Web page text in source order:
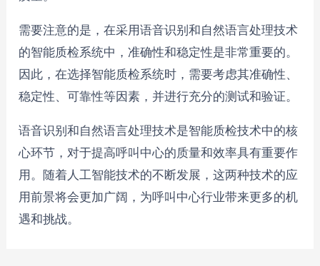
需要注意的是，在采用语音识别和自然语言处理技术
的智能质检系统中，准确性和稳定性是非常重要的。
因此，在选择智能质检系统时，需要考虑其准确性、
稳定性、可靠性等因素，并进行充分的测试和验证。
语音识别和自然语言处理技术是智能质检技术中的核
心环节，对于提高呼叫中心的质量和效率具有重要作
用。随着人工智能技术的不断发展，这两种技术的应
用前景将会更加广阔，为呼叫中心行业带来更多的机
遇和挑战。